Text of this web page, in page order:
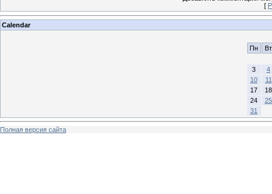
[
Calendar
Пн Вт
3
4
10
11
17
18
24
25
31
Полная версия сайта